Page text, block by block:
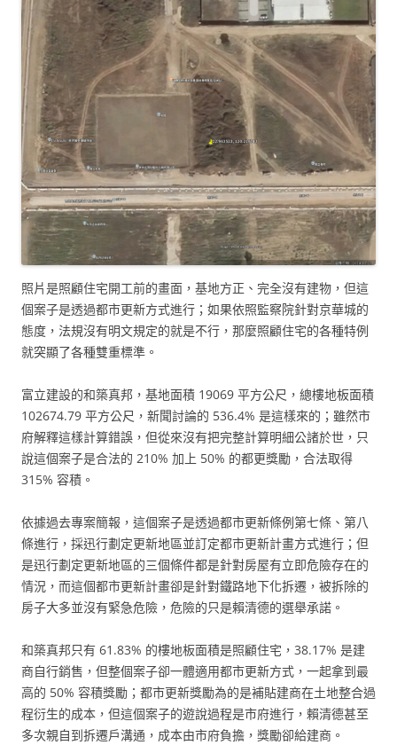
照片是照顧住宅開工前的畫面，基地方正、完全沒有建物，但這
個案子是透過都市更新方式進行；如果依照監察院針對京華城的
態度，法規沒有明文規定的就是不行，那麼照顧住宅的各種特例
就突顯了各種雙重標準。
富立建設的和築真邦，基地面積 19069 平方公尺，總樓地板面積
102674.79 平方公尺，新聞討論的 536.4% 是這樣來的；雖然市
府解釋這樣計算錯誤，但從來沒有把完整計算明細公諸於世，只
說這個案子是合法的 210% 加上 50% 的都更獎勵，合法取得
315% 容積。
依據過去專案簡報，這個案子是透過都市更新條例第七條、第八
條進行，採迅行劃定更新地區並訂定都市更新計畫方式進行；但
是迅行劃定更新地區的三個條件都是針對房屋有立即危險存在的
情況，而這個都市更新計畫卻是針對鐵路地下化拆遷，被拆除的
房子大多並沒有緊急危險，危險的只是賴清德的選舉承諾。
和築真邦只有 61.83% 的樓地板面積是照顧住宅，38.17% 是建
商自行銷售，但整個案子卻一體適用都市更新方式，一起拿到最
高的 50% 容積獎勵；都市更新獎勵為的是補貼建商在土地整合過
程衍生的成本，但這個案子的遊說過程是市府進行，賴清德甚至
多次親自到拆遷戶溝通，成本由市府負擔，獎勵卻給建商。